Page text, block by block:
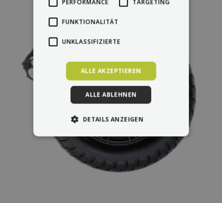
PERFORMANCE TARGETING
FUNKTIONALITÄT
UNKLASSIFIZIERTE
ALLE AKZEPTIEREN
ALLE ABLEHNEN
DETAILS ANZEIGEN